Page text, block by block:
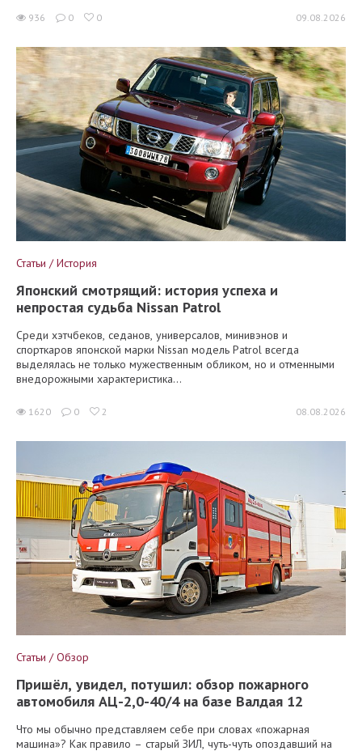
936 0 0 09.08.2026
Статьи / История
Японский смотрящий: история успеха и
непростая судьба Nissan Patrol
Среди хэтчбеков, седанов, универсалов, минивэнов и
спорткаров японской марки Nissan модель Patrol всегда
выделялась не только мужественным обликом, но и отменными
внедорожными характеристика...
1620 0 2 08.08.2026
Статьи / Обзор
Пришёл, увидел, потушил: обзор пожарного
автомобиля АЦ-2,0-40/4 на базе Валдая 12
Что мы обычно представляем себе при словах «пожарная
машина»? Как правило – старый ЗИЛ, чуть-чуть опоздавший на